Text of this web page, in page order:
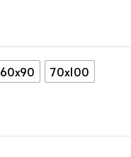
60x90
70x100